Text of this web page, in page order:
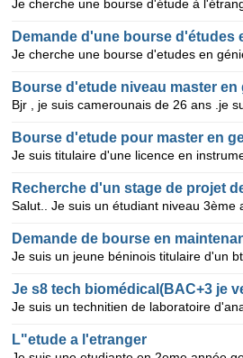
L"etude a l'etranger